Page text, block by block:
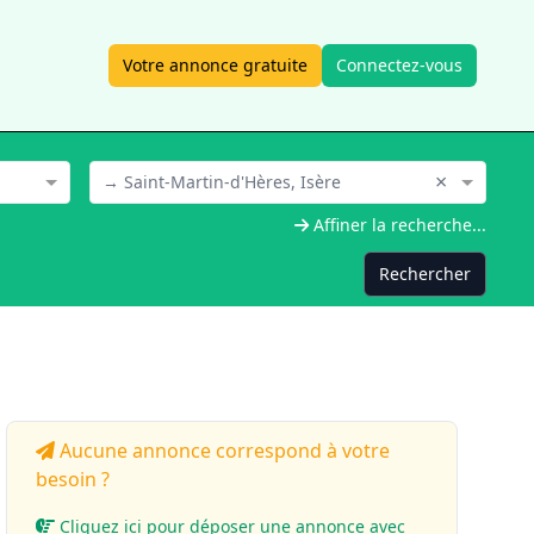
Votre annonce gratuite Connectez-vous
→ Saint-Martin-d'Hères, Isère ×
Affiner la recherche...
Rechercher
Aucune annonce correspond à votre
besoin ?
Cliquez ici pour déposer une annonce avec